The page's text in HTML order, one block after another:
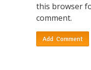
this browser
comment.